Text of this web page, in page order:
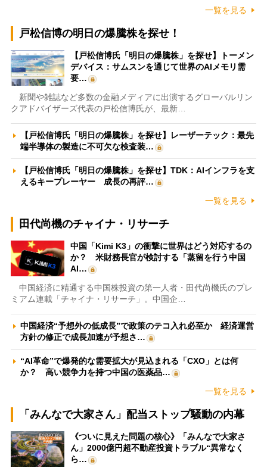
一覧を見る
戸松信博の明日の爆騰株を探せ！
【戸松信博氏「明日の爆騰株」を探せ】トーメン
デバイス：サムスンを通じて世界のAIメモリ需
要…
新聞や雑誌など多数の金融メディアに出演するグローバルリン
クアドバイザーズ代表の戸松信博氏が、最新…
【戸松信博氏「明日の爆騰株」を探せ】レーザーテック：最先
端半導体の製造に不可欠な検査装…
【戸松信博氏「明日の爆騰株」を探せ】TDK：AIインフラを支
えるキープレーヤー 成長の再評…
一覧を見る
田代尚機のチャイナ・リサーチ
中国「Kimi K3」の衝撃に世界はどう対応するの
か？ 米財務長官が検討する「蒸留を行う中国
AI…
中国経済に精通する中国株投資の第一人者・田代尚機氏のプレ
ミアム連載「チャイナ・リサーチ」。中国企…
中国経済“予想外の低成長”で政策のテコ入れ必至か 経済運営
方針の修正で成長加速が予想さ…
“AI革命”で爆発的な需要拡大が見込まれる「CXO」とは何
か？ 高い競争力を持つ中国の医薬品…
一覧を見る
「みんなで大家さん」配当ストップ騒動の内幕
《ついに見えた問題の核心》「みんなで大家さ
ん」2000億円超不動産投資トラブル“異常なく
ら…